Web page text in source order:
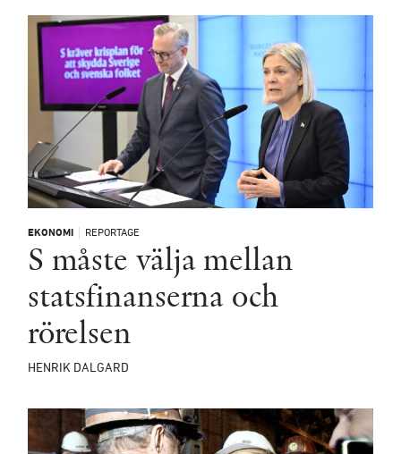
EKONOMI REPORTAGE
S måste välja mellan
statsfinanserna och
rörelsen
HENRIK DALGARD